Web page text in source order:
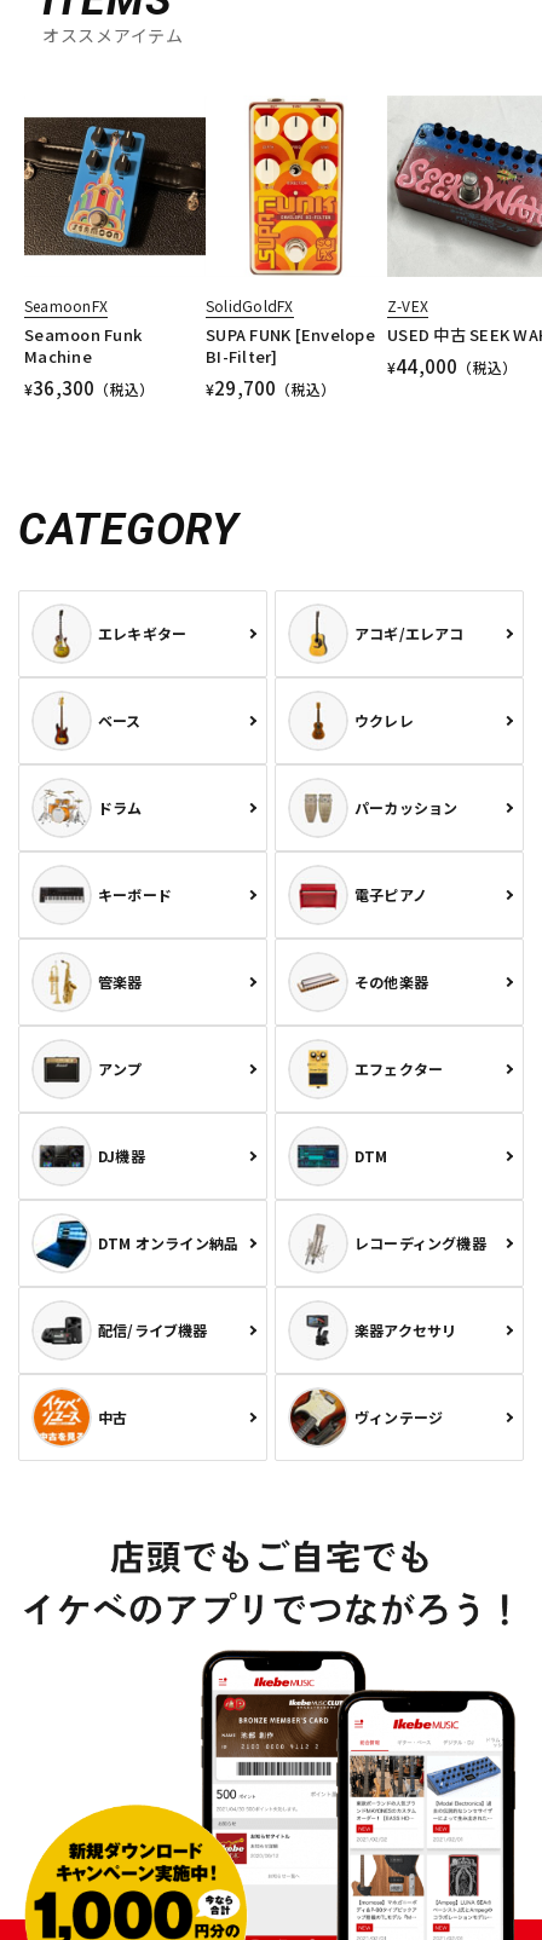
オススメアイテム
SeamoonFX
Seamoon Funk
Machine
¥36,300 （税込）
SolidGoldFX
SUPA FUNK [Envelope
BI-Filter]
¥29,700 （税込）
Z-VEX
USED 中古 SEEK
¥44,000 （税込）
CATEGORY
エレキギター アコギ/エレアコ
ベース ウクレレ
ドラム パーカッション
キーボード 電子ピアノ
管楽器 その他楽器
アンプ エフェクター
DJ機器 DTM
DTM オンライン納品 レコーディング機器
配信/ライブ機器 楽器アクセサリ
中古 ヴィンテージ